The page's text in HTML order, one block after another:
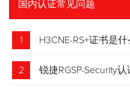
国内认证常见问题
1 H3CNE-RS+证书是
2 锐捷RGSP-Security认